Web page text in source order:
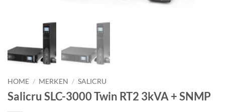
HOME / MERKEN / SALICRU
Salicru SLC-3000 Twin RT2 3kVA + SNMP